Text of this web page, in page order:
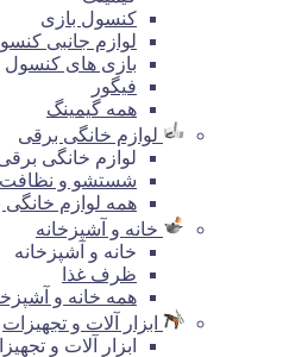
کنسول بازی
لوازم جانبی
بازی های کنسول
فیگور
همه گیمینگ
لوازم خانگی برقی
لوازم خانگی
شستشو و نظافت
همه لوازم خانگی
خانه و آشپزخانه
خانه و آشپزخانه
ظرف غذا
همه خانه و
ابزار آلات و تجهیزات
ابزار آلات و